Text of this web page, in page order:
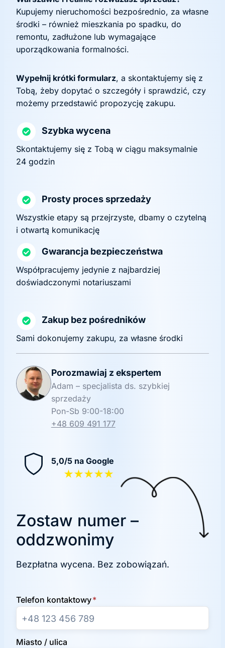
Kupujemy nieruchomości bezpośrednio, za własne
środki – również mieszkania po spadku, do
remontu, zadłużone lub wymagające
uporządkowania formalności.
Wypełnij krótki formularz, a skontaktujemy się z
Tobą, żeby dopytać o szczegóły i sprawdzić, czy
możemy przedstawić propozycję zakupu.
Szybka wycena
Skontaktujemy się z Tobą w ciągu maksymalnie
24 godzin
Prosty proces sprzedaży
Wszystkie etapy są przejrzyste, dbamy o czytelną
i otwartą komunikację
Gwarancja bezpieczeństwa
Współpracujemy jedynie z najbardziej
doświadczonymi notariuszami
Zakup bez pośredników
Sami dokonujemy zakupu, za własne środki
Porozmawiaj z ekspertem
Adam – specjalista ds. szybkiej
sprzedaży
Pon-Sb 9:00-18:00
+48 609 491 177
5,0/5 na Google
★★★★★
Zostaw numer –
oddzwonimy
Bezpłatna wycena. Bez zobowiązań.
Telefon kontaktowy*
Miasto / ulica